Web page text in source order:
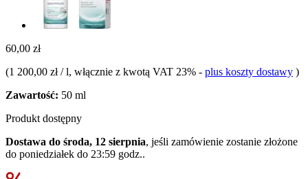
60,00 zł
(1 200,00 zł / l, włącznie z kwotą VAT 23% - plus koszty dostawy )
Zawartość: 50 ml
Produkt dostępny
Dostawa do środa, 12 sierpnia, jeśli zamówienie zostanie złożone
do poniedziałek do 23:59 godz..